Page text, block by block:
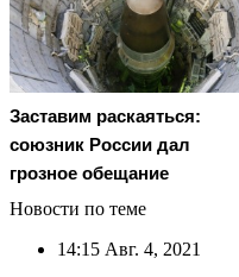
Заставим раскаяться:
союзник России дал
грозное обещание
Новости по теме
14:15 Авг. 4, 2021